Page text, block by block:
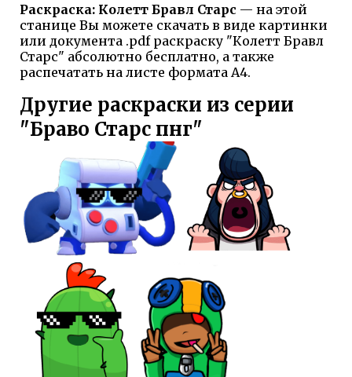
Раскраска: Колетт Бравл Старс — на этой
станице Вы можете скачать в виде картинки
или документа .pdf раскраску "Колетт Бравл
Старс" абсолютно бесплатно, а также
распечатать на листе формата А4.
Другие раскраски из серии
"Браво Старс пнг"